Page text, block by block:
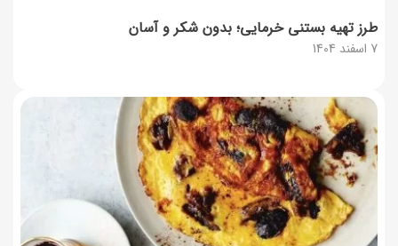
7 اسفند 1404
طرز تهیه بستنی خرمایی؛ بدون شکر و آسان